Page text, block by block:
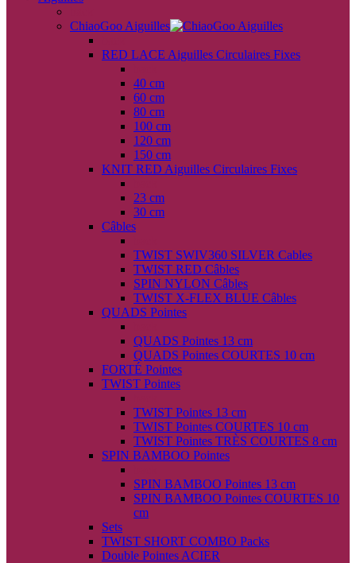
ChiaoGoo Aiguilles
RED LACE Aiguilles Circulaires Fixes
40 cm
60 cm
80 cm
100 cm
120 cm
150 cm
KNIT RED Aiguilles Circulaires Fixes
23 cm
30 cm
Câbles
TWIST SWIV360 SILVER Cables
TWIST RED Câbles
SPIN NYLON Câbles
TWIST X-FLEX BLUE Câbles
QUADS Pointes
QUADS Pointes 13 cm
QUADS Pointes COURTES 10 cm
FORTÉ Pointes
TWIST Pointes
TWIST Pointes 13 cm
TWIST Pointes COURTES 10 cm
TWIST Pointes TRÈS COURTES 8 cm
SPIN BAMBOO Pointes
SPIN BAMBOO Pointes 13 cm
SPIN BAMBOO Pointes COURTES 10
cm
Sets
TWIST SHORT COMBO Packs
Double Pointes ACIER